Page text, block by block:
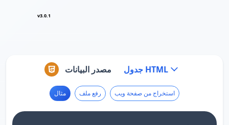
v3.0.1
مصدر البيانات جدول HTML
مثال رفع ملف استخراج من صفحة ويب